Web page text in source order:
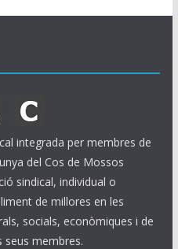
integrada per membres de
del Cos de Mossos
sindical, individual o
de millores en les
socials, econòmiques i de
seus membres.